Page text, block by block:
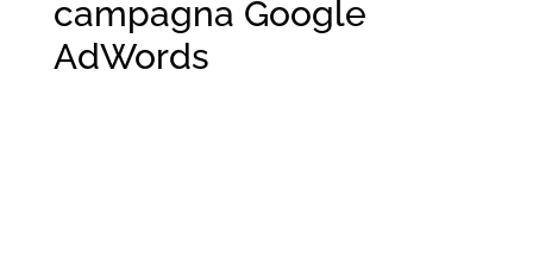
campagna Google
AdWords